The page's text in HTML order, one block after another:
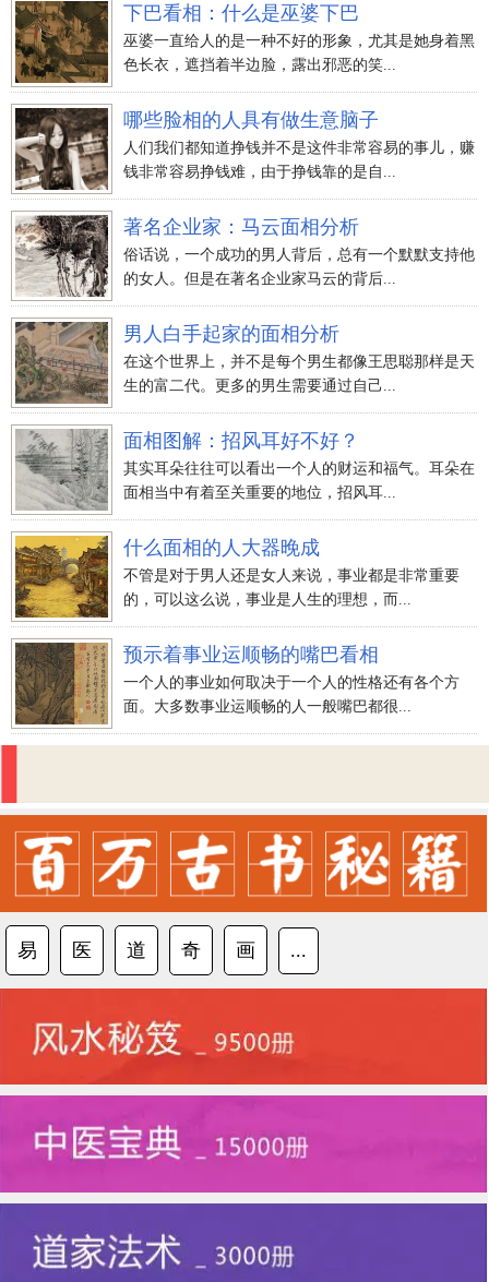
下巴看相：什么是巫婆下巴
巫婆一直给人的是一种不好的形象，尤其是她身着黑
色长衣，遮挡着半边脸，露出邪恶的笑...
哪些脸相的人具有做生意脑子
人们我们都知道挣钱并不是这件非常容易的事儿，赚
钱非常容易挣钱难，由于挣钱靠的是自...
著名企业家：马云面相分析
俗话说，一个成功的男人背后，总有一个默默支持他
的女人。但是在著名企业家马云的背后...
男人白手起家的面相分析
在这个世界上，并不是每个男生都像王思聪那样是天
生的富二代。更多的男生需要通过自己...
面相图解：招风耳好不好？
其实耳朵往往可以看出一个人的财运和福气。耳朵在
面相当中有着至关重要的地位，招风耳...
什么面相的人大器晚成
不管是对于男人还是女人来说，事业都是非常重要
的，可以这么说，事业是人生的理想，而...
预示着事业运顺畅的嘴巴看相
一个人的事业如何取决于一个人的性格还有各个方
面。大多数事业运顺畅的人一般嘴巴都很...
易 医 道 奇 画 ...